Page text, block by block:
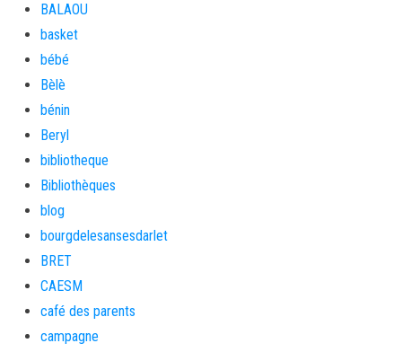
BALAOU
basket
bébé
Bèlè
bénin
Beryl
bibliotheque
Bibliothèques
blog
bourgdelesansesdarlet
BRET
CAESM
café des parents
campagne